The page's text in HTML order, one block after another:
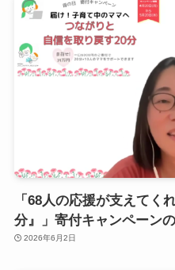
「68人の応援が支えてく
分』」寄付キャンペーン
2026年6月2日